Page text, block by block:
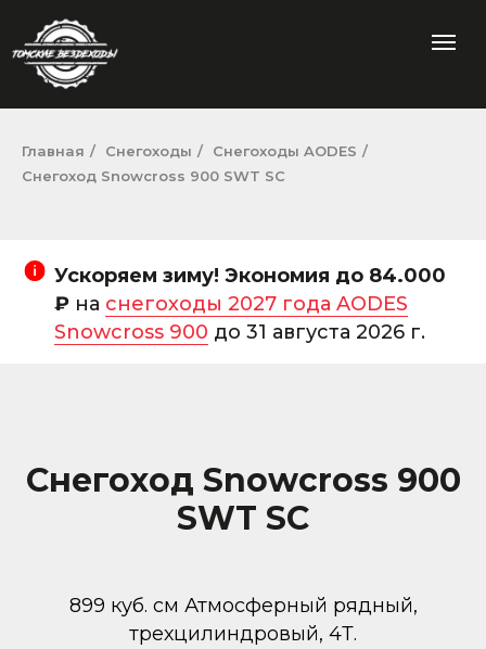
Главная / Снегоходы / Снегоходы AODES /
Снегоход Snowcross 900 SWT SC
Ускоряем зиму! Экономия до 84.000
₽ на снегоходы 2027 года AODES
Snowcross 900 до 31 августа 2026 г.
Снегоход Snowcross 900
SWT SC
899 куб. см Атмосферный рядный,
трехцилиндровый, 4Т.